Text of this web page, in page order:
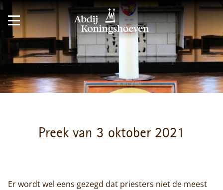
Preek van 3 oktober 2021
Er wordt wel eens gezegd dat priesters niet de meest